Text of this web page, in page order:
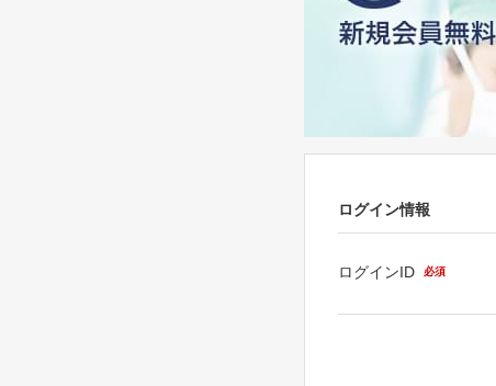
ログイン情報
ログインID 必須